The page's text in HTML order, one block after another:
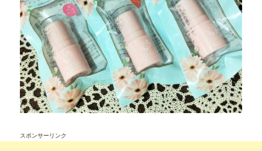
スポンサーリンク